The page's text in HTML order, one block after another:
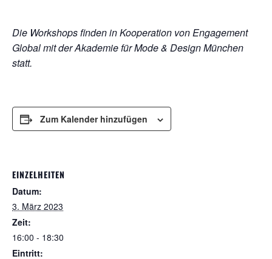
Die Workshops finden in Kooperation von Engagement
Global mit der Akademie für Mode & Design München
statt.
Zum Kalender hinzufügen
EINZELHEITEN
Datum:
3. März 2023
Zeit:
16:00 - 18:30
Eintritt: